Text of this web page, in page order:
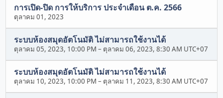
การเปิด-ปิด การให้บริการ ประจำเดือน ต.ค. 2566
ตุลาคม 01, 2023
ระบบห้องสมุดอัตโนมัติ ไม่สามารถใช้งานได้
ตุลาคม 05, 2023, 10:00 PM – ตุลาคม 06, 2023, 8:30 AM UTC+07
ระบบห้องสมุดอัตโนมัติ ไม่สามารถใช้งานได้
ตุลาคม 10, 2023, 10:00 PM – ตุลาคม 11, 2023, 8:30 AM UTC+07